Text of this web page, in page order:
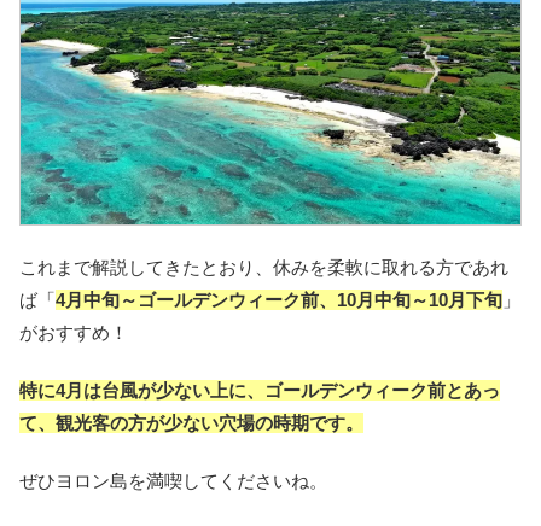
これまで解説してきたとおり、休みを柔軟に取れる方であれ
ば「4月中旬～ゴールデンウィーク前、10月中旬～10月下旬 」
がおすすめ！
特に4月は台風が少ない上に、ゴールデンウィーク前とあっ
て、観光客の方が少ない穴場の時期です。
ぜひヨロン島を満喫してくださいね。